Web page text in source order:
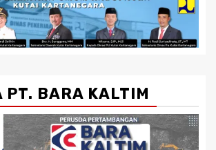
PT. BARA KALTIM